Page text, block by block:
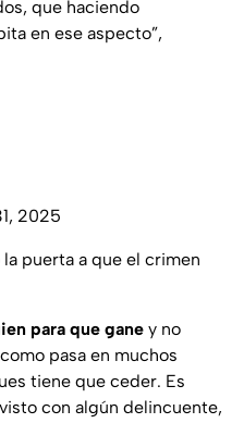
que haciendo
en ese aspecto”,
2025
puerta a que el crimen
para que gane y no
pasa en muchos
tiene que ceder. Es
con algún delincuente,